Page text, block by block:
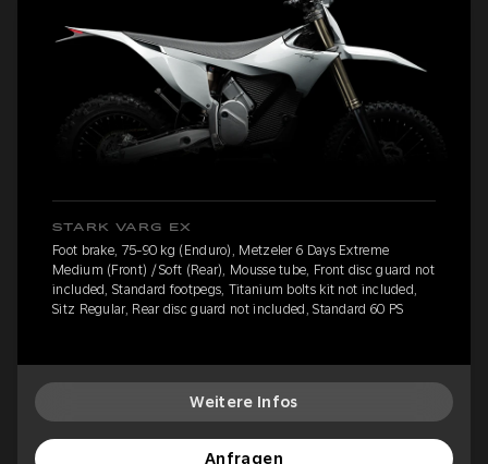
STARK VARG EX
Foot brake, 75-90 kg (Enduro), Metzeler 6 Days Extreme
Medium (Front) / Soft (Rear), Mousse tube, Front disc guard not
included, Standard footpegs, Titanium bolts kit not included,
Sitz Regular, Rear disc guard not included, Standard 60 PS
Weitere Infos
Anfragen